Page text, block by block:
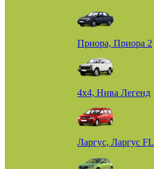
Приора, Приора 2
4х4, Нива Легенд
Ларгус, Ларгус FL